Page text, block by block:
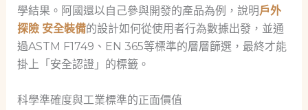
學結果。阿國還以自己參與開發的產品為例，說明戶外
探險 安全裝備的設計如何從使用者行為數據出發，並通
過ASTM F1749、EN 365等標準的層層篩選，最終才能
掛上「安全認證」的標籤。
科學準確度與工業標準的正面價值